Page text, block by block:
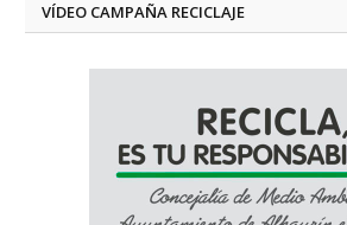
VÍDEO CAMPAÑA RECICLAJE